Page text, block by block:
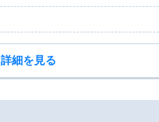
詳細を見る